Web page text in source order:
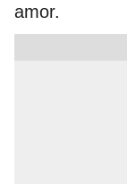
amor.